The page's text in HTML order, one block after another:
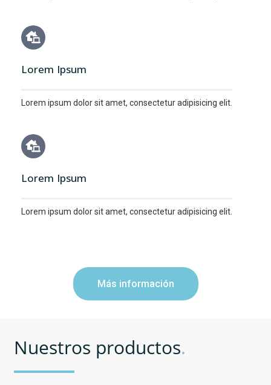
Lorem Ipsum
Lorem ipsum dolor sit amet, consectetur adipisicing elit.
Lorem Ipsum
Lorem ipsum dolor sit amet, consectetur adipisicing elit.
más información
Nuestros productos.